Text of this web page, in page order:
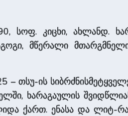
სოფ. კიცხი, ახლანდ.
მწერალი
– თსუ-ის
ხარაგაულის
ქართ. ენასა და ლიტ-